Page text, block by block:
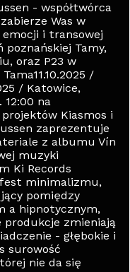
- współtwórca
Was w
i transowej
poznańskiej Tamy,
oraz P23 w
/
/ Katowice,
12:00 na
Kiasmos i
zaprezentuje
z albumu Vín
muzyki
Ki Records
minimalizmu,
pomiędzy
a hipnotycznym,
zmieniają
- głębokie i
surowość
nie da się